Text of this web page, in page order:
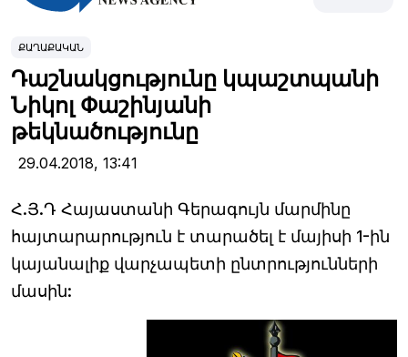
ՔԱՂԱՔԱԿԱՆ
Դաշնակցությունը կպաշտպանի
Նիկոլ Փաշինյանի
թեկնածությունը
29.04.2018, 13:41
Հ.Յ.Դ Հայաստանի Գերագույն մարմինը
հայտարարություն է տարածել է մայիսի 1-ին
կայանալիք վարչապետի ընտրությունների
մասին: